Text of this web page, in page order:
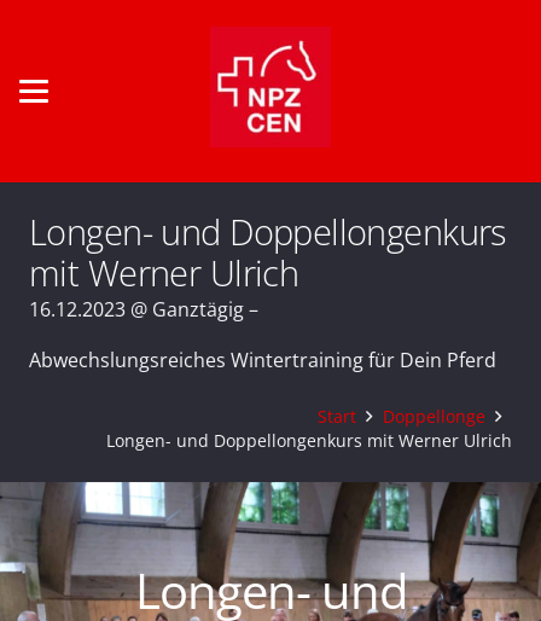
Longen- und Doppellongenkurs
mit Werner Ulrich
16.12.2023 @ Ganztägig –
Abwechslungsreiches Wintertraining für Dein Pferd
Start
Doppellonge
Longen- und Doppellongenkurs mit Werner Ulrich
Longen- und